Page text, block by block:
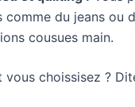
comme du jeans ou
cousues main.
vous choissisez ?